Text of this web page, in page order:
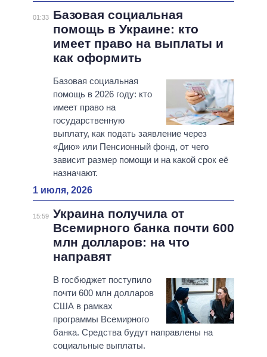
01:33
Базовая социальная
помощь в Украине: кто
имеет право на выплаты и
как оформить
Базовая социальная
помощь в 2026 году: кто
имеет право на
государственную
выплату, как подать заявление через
«Дию» или Пенсионный фонд, от чего
зависит размер помощи и на какой срок её
назначают.
1 июля, 2026
15:59 Украина получила от
Всемирного банка почти 600
млн долларов: на что
направят
В госбюджет поступило
почти 600 млн долларов
США в рамках
программы Всемирного
банка. Средства будут направлены на
социальные выплаты.